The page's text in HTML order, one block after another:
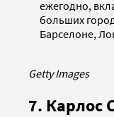
ежегодно,
больших
Барселоне,
Getty Images
7. Карлос